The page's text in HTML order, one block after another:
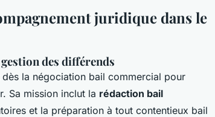
juridique dans le
des différends
dès la négociation bail commercial pour
Sa mission inclut la rédaction bail
et la préparation à tout contentieux bail